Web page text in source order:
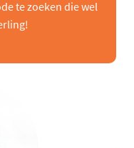
te zoeken die wel